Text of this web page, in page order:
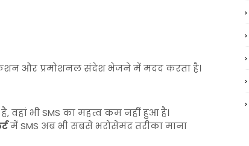
और प्रमोशनल संदेश भेजने में मदद करता है।
भी SMS का महत्व कम नहीं हुआ है।
में SMS अब भी सबसे भरोसेमंद तरीका माना